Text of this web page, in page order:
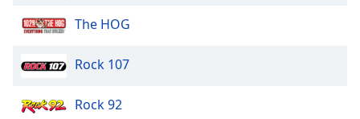
Caption
The HOG
Rock 107
Rock 92